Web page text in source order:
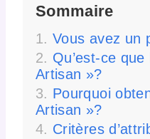
Sommaire
Vous avez un
Qu’est-ce
Artisan »?
Pourquoi
Artisan »?
Critères